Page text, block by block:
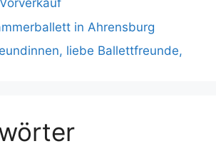
in Ahrensburg
liebe Ballettfreunde,